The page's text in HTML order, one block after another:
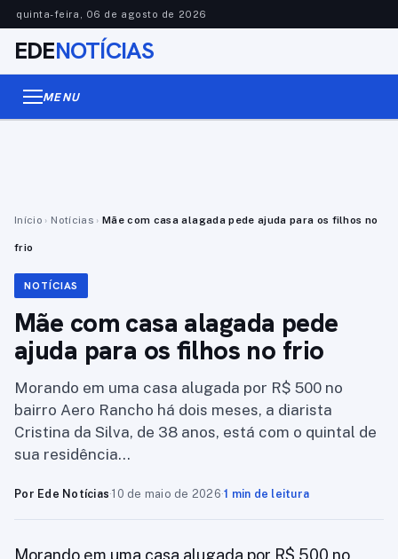
quinta-feira, 06 de agosto de 2026
EDENOTÍCIAS
MENU
Início › Notícias › Mãe com casa alagada pede ajuda para os filhos no
frio
NOTÍCIAS
Mãe com casa alagada pede
ajuda para os filhos no frio
Morando em uma casa alugada por R$ 500 no
bairro Aero Rancho há dois meses, a diarista
Cristina da Silva, de 38 anos, está com o quintal de
sua residência…
Por Ede Notícias·10 de maio de 2026·1 min de leitura
Morando em uma casa alugada por R$ 500 no